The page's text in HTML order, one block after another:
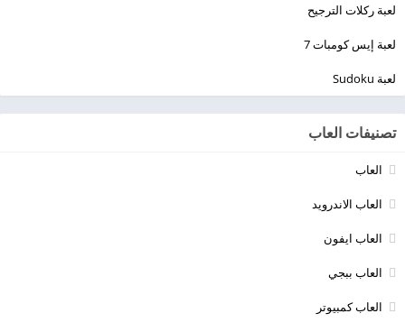
لعبة ركلات الترجيح
لعبة إيس كومبات 7
لعبة Sudoku
تصنيفات العاب
العاب
العاب الاندرويد
العاب ايفون
العاب ببجي
العاب كمبيوتر